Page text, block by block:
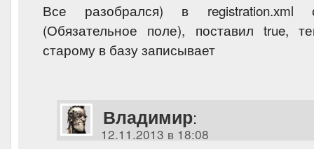
Все разобрался) в registration.xml
(Обязательное поле), поставил true,
старому в базу записывает
Владимир:
12.11.2013 в 18:08